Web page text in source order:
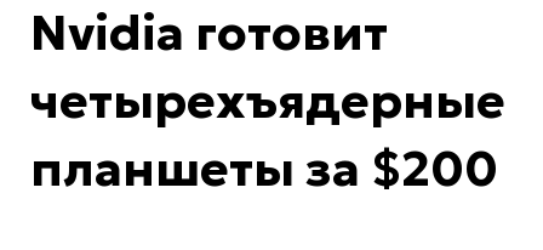
Nvidia готовит
четырехъядерные
планшеты за $200